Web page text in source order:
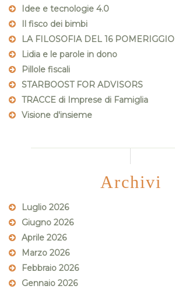
Idee e tecnologie 4.0
Il fisco dei bimbi
LA FILOSOFIA DEL 16 POMERIGGIO
Lidia e le parole in dono
Pillole fiscali
STARBOOST FOR ADVISORS
TRACCE di Imprese di Famiglia
Visione d'insieme
Archivi
Luglio 2026
Giugno 2026
Aprile 2026
Marzo 2026
Febbraio 2026
Gennaio 2026